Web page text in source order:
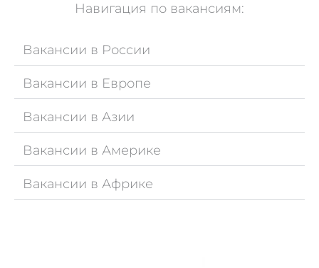
Навигация по вакансиям:
Вакансии в России
Вакансии в Европе
Вакансии в Азии
Вакансии в Америке
Вакансии в Африке